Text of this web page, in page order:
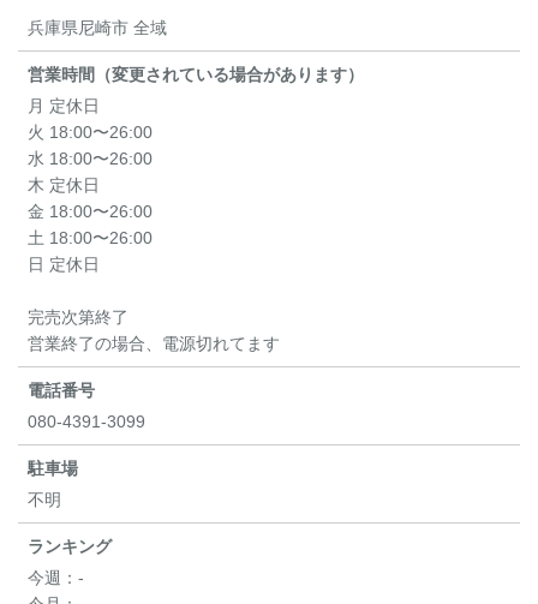
兵庫県尼崎市 全域
営業時間（変更されている場合があります）
月 定休日
火 18:00〜26:00
水 18:00〜26:00
木 定休日
金 18:00〜26:00
土 18:00〜26:00
日 定休日
完売次第終了
営業終了の場合、電源切れてます
電話番号
080-4391-3099
駐車場
不明
ランキング
今週： -